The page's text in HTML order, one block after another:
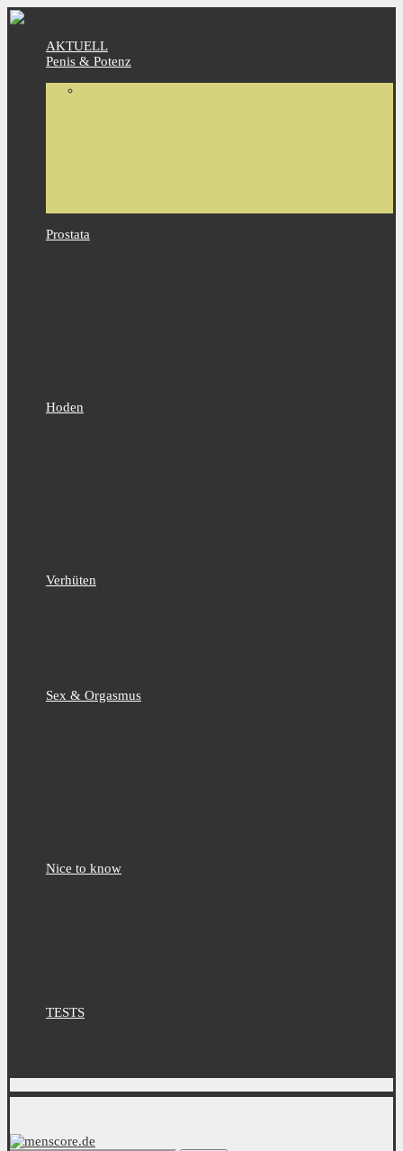
AKTUELL
Penis & Potenz
Prostata
Hoden
Verhüten
Sex & Orgasmus
Nice to know
TESTS